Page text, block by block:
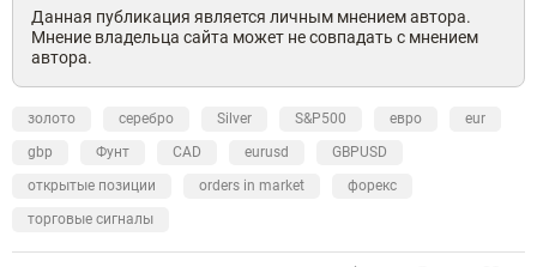
Данная публикация является личным мнением автора.
Мнение владельца сайта может не совпадать с мнением
автора.
золото серебро Silver S&P500 евро
eur
gbp
Фунт CAD eurusd
GBPUSD
открытые позиции
orders in market
форекс
торговые сигналы